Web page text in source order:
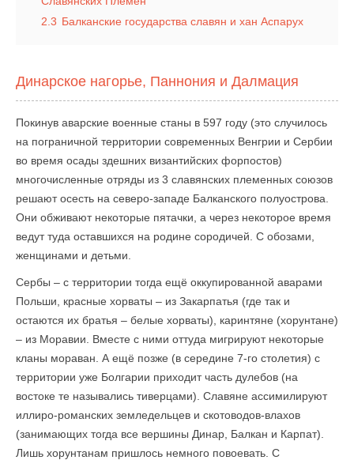
2.3 Балканские государства славян и хан Аспарух
Динарское нагорье, Паннония и Далмация
Покинув аварские военные станы в 597 году (это случилось
на пограничной территории современных Венгрии и Сербии
во время осады здешних византийских форпостов)
многочисленные отряды из 3 славянских племенных союзов
решают осесть на северо-западе Балканского полуострова.
Они обживают некоторые пятачки, а через некоторое время
ведут туда оставшихся на родине сородичей. С обозами,
женщинами и детьми.
Сербы – с территории тогда ещё оккупированной аварами
Польши, красные хорваты – из Закарпатья (где так и
остаются их братья – белые хорваты), каринтяне (хорунтане)
– из Моравии. Вместе с ними оттуда мигрируют некоторые
кланы мораван. А ещё позже (в середине 7-го столетия) с
территории уже Болгарии приходит часть дулебов (на
востоке те назывались тиверцами). Славяне ассимилируют
иллиро-романских земледельцев и скотоводов-влахов
(занимающих тогда все вершины Динар, Балкан и Карпат).
Лишь хорунтанам пришлось немного повоевать. С